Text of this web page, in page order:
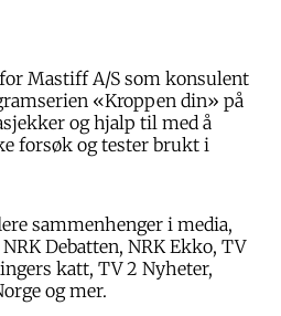
Mastiff A/S som konsulent
«Kroppen din» på
og hjalp til med å
forsøk og tester brukt i
sammenhenger i media,
Debatten, NRK Ekko, TV
katt, TV 2 Nyheter,
og mer.